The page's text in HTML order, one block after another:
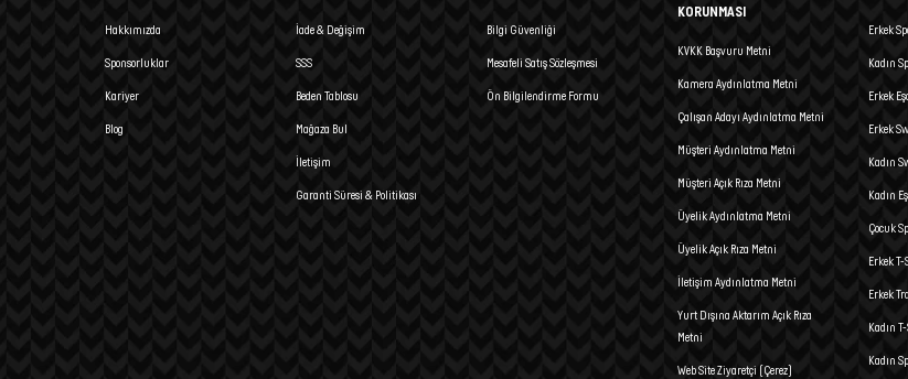
Hakkımızda
Sponsorluklar
Kariyer
Blog
İade & Değişim
SSS
Beden Tablosu
Mağaza Bul
İletişim
Garanti Süresi & Politikası
Bilgi Güvenliği
Mesafeli Satış Sözleşmesi
Ön Bilgilendirme Formu
KORUNMASI
KVKK Başvuru Metni
Kamera Aydınlatma Metni
Çalışan Adayı Aydınlatma Metni
Müşteri Aydınlatma Metni
Müşteri Açık Rıza Metni
Üyelik Aydınlatma Metni
Üyelik Açık Rıza Metni
İletişim Aydınlatma Metni
Yurt Dışına Aktarım Açık Rıza
Metni
Web Site Ziyaretçi (Çerez)
Erkek
Kadın
Erkek
Erkek
Kadın
Kadın
Çocuk
Erkek
Erkek
Kadın
Kadın